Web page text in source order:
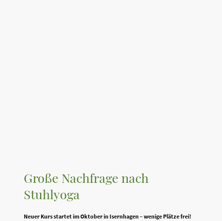
Große Nachfrage nach
Stuhlyoga
Neuer Kurs startet im Oktober in Isernhagen – wenige Plätze frei!